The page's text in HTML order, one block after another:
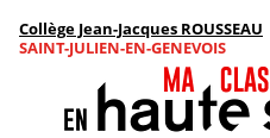
Menu de la rubrique
Contenu
Collège Jean-Jacques ROUSSEAU
SAINT-JULIEN-EN-GENEVOIS